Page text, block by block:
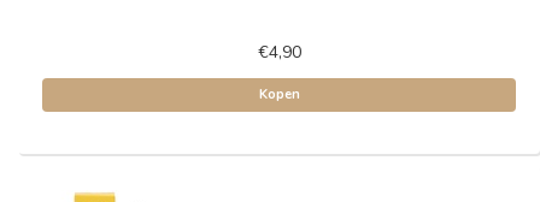
€4,90
Kopen